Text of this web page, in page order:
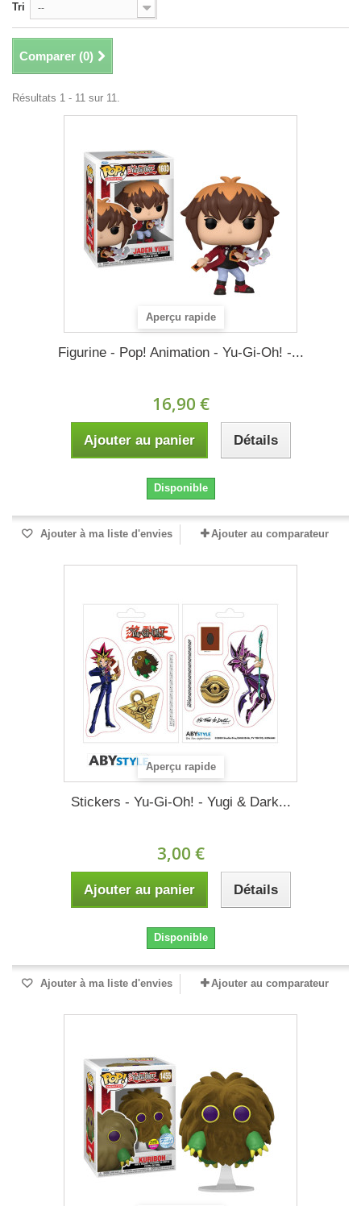
Tri --
Comparer (0)
Résultats 1 - 11 sur 11.
Aperçu rapide
Figurine - Pop! Animation - Yu-Gi-Oh! -...
16,90 €
Ajouter au panier Détails
Disponible
Ajouter à ma liste d'envies Ajouter au comparateur
Aperçu rapide
Stickers - Yu-Gi-Oh! - Yugi & Dark...
3,00 €
Ajouter au panier Détails
Disponible
Ajouter à ma liste d'envies Ajouter au comparateur